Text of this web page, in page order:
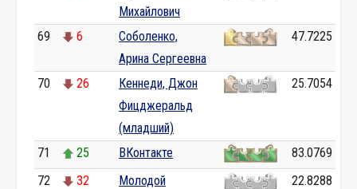
Михайлович
69 6
Соболенко,
Арина Сергеевна
47.7225
70 26
Кеннеди, Джон
Фицджеральд
(младший)
25.7054
71 25 ВКонтакте
83.0769
72
32
Молодой
22.8288